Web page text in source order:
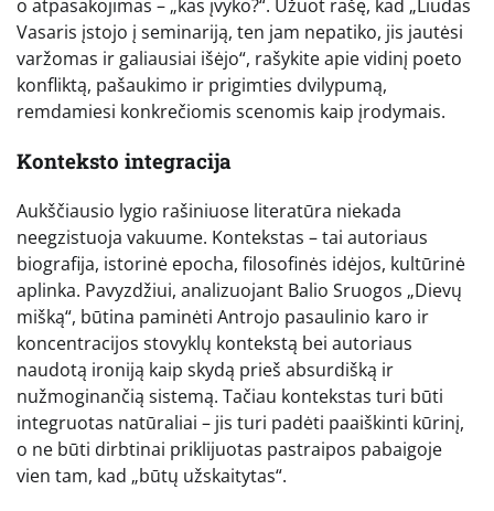
o atpasakojimas – „kas įvyko?“. Užuot rašę, kad „Liudas
Vasaris įstojo į seminariją, ten jam nepatiko, jis jautėsi
varžomas ir galiausiai išėjo“, rašykite apie vidinį poeto
konfliktą, pašaukimo ir prigimties dvilypumą,
remdamiesi konkrečiomis scenomis kaip įrodymais.
Konteksto integracija
Aukščiausio lygio rašiniuose literatūra niekada
neegzistuoja vakuume. Kontekstas – tai autoriaus
biografija, istorinė epocha, filosofinės idėjos, kultūrinė
aplinka. Pavyzdžiui, analizuojant Balio Sruogos „Dievų
mišką“, būtina paminėti Antrojo pasaulinio karo ir
koncentracijos stovyklų kontekstą bei autoriaus
naudotą ironiją kaip skydą prieš absurdišką ir
nužmoginančią sistemą. Tačiau kontekstas turi būti
integruotas natūraliai – jis turi padėti paaiškinti kūrinį,
o ne būti dirbtinai priklijuotas pastraipos pabaigoje
vien tam, kad „būtų užskaitytas“.